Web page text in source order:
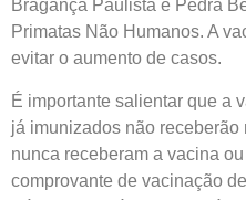
Bragança Paulista e Pedra
Primatas Não Humanos. A
evitar o aumento de casos.
É importante salientar que a
já imunizados não
nunca receberam a vacina
comprovante de vacinação